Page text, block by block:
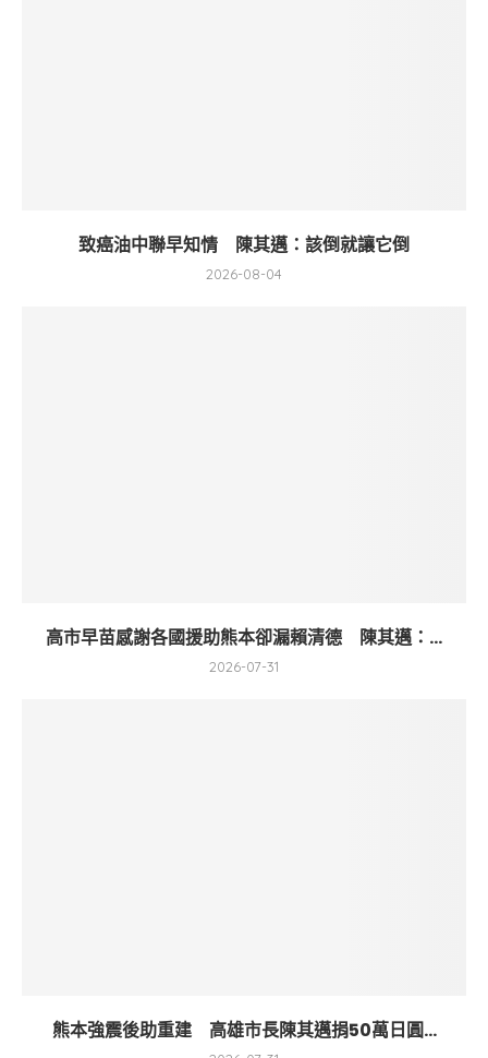
致癌油中聯早知情 陳其邁：該倒就讓它倒
2026-08-04
高市早苗感謝各國援助熊本卻漏賴清德 陳其邁：...
2026-07-31
熊本強震後助重建 高雄市長陳其邁捐50萬日圓...